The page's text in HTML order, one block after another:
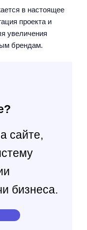
в настоящее
проекта и
увеличения
брендам.
сайте,
бизнеса.